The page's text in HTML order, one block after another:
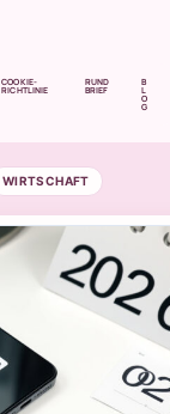
COOKIE-
RICHTLINIE
RUND
BRIEF
B
L
O
G
WIRTSCHAFT